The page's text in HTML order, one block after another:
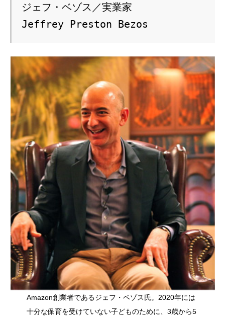
ジェフ・ベゾス／実業家
Jeffrey Preston Bezos
Amazon創業者であるジェフ・ベゾス氏。2020年には
十分な保育を受けていない子どものために、3歳から5